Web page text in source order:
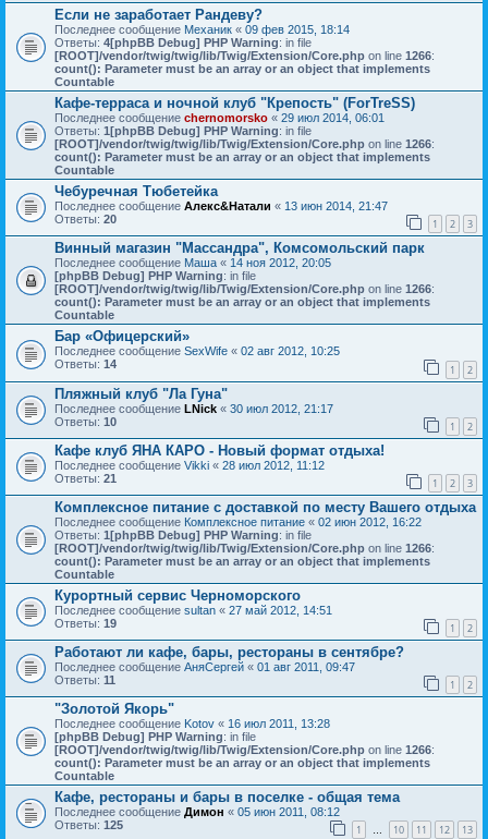
Если не заработает Рандеву?
Последнее сообщение Механик « 09 фев 2015, 18:14
Ответы: 4[phpBB Debug] PHP Warning: in file
[ROOT]/vendor/twig/twig/lib/Twig/Extension/Core.php on line 1266:
count(): Parameter must be an array or an object that implements
Countable
Кафе-терраса и ночной клуб "Крепость" (ForTreSS)
Последнее сообщение chernomorsko « 29 июл 2014, 06:01
Ответы: 1 [phpBB Debug] PHP Warning: in file
[ROOT]/vendor/twig/twig/lib/Twig/Extension/Core.php on line 1266:
count(): Parameter must be an array or an object that implements
Countable
Чебуречная Тюбетейка
Последнее сообщение Алекс&Натали « 13 июн 2014, 21:47
Ответы: 20 1 2 3
Винный магазин "Массандра", Комсомольский парк
Последнее сообщение Маша « 14 ноя 2012, 20:05
[phpBB Debug] PHP Warning: in file
[ROOT]/vendor/twig/twig/lib/Twig/Extension/Core.php on line 1266:
count(): Parameter must be an array or an object that implements
Countable
Бар «Офицерский»
Последнее сообщение SexWife « 02 авг 2012, 10:25
Ответы: 14 1 2
Пляжный клуб "Ла Гуна"
Последнее сообщение LNick « 30 июл 2012, 21:17
Ответы: 10 1 2
Кафе клуб ЯНА КАРО - Новый формат отдыха!
Последнее сообщение Vikki « 28 июл 2012, 11:12
Ответы: 21 1 2 3
Комплексное питание с доставкой по месту Вашего отдыха
Последнее сообщение Комплексное питание « 02 июн 2012, 16:22
Ответы: 1[phpBB Debug] PHP Warning: in file
[ROOT]/vendor/twig/twig/lib/Twig/Extension/Core.php on line 1266:
count(): Parameter must be an array or an object that implements
Countable
Курортный сервис Черноморского
Последнее сообщение sultan « 27 май 2012, 14:51
Ответы: 19 1 2
Работают ли кафе, бары, рестораны в сентябре?
Последнее сообщение АняСергей « 01 авг 2011, 09:47
Ответы: 11 1 2
"Золотой Якорь"
Последнее сообщение Kotov « 16 июл 2011, 13:28
[phpBB Debug] PHP Warning: in file
[ROOT]/vendor/twig/twig/lib/Twig/Extension/Core.php on line 1266:
count(): Parameter must be an array or an object that implements
Countable
Кафе, рестораны и бары в поселке - общая тема
Последнее сообщение Димон « 05 июн 2011, 08:12
Ответы: 125 1 … 10 11 12 13